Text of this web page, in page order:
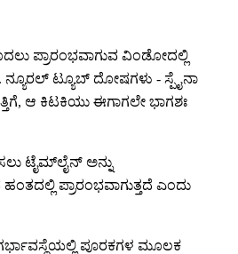
ಪ್ರಾರಂಭವಾಗುವ ವಿಂಡೋದಲ್ಲಿ
ಟ್ಯೂಬ್ ದೋಷಗಳು - ಸ್ಪೈನಾ
ಆ ಕಿಟಕಿಯು ಈಗಾಗಲೇ ಭಾಗಶಃ
ಟೈಮ್‌ಲೈನ್ ಅನ್ನು
ಪ್ರಾರಂಭವಾಗುತ್ತದೆ ಎಂದು
ಪೂರಕಗಳ ಮೂಲಕ